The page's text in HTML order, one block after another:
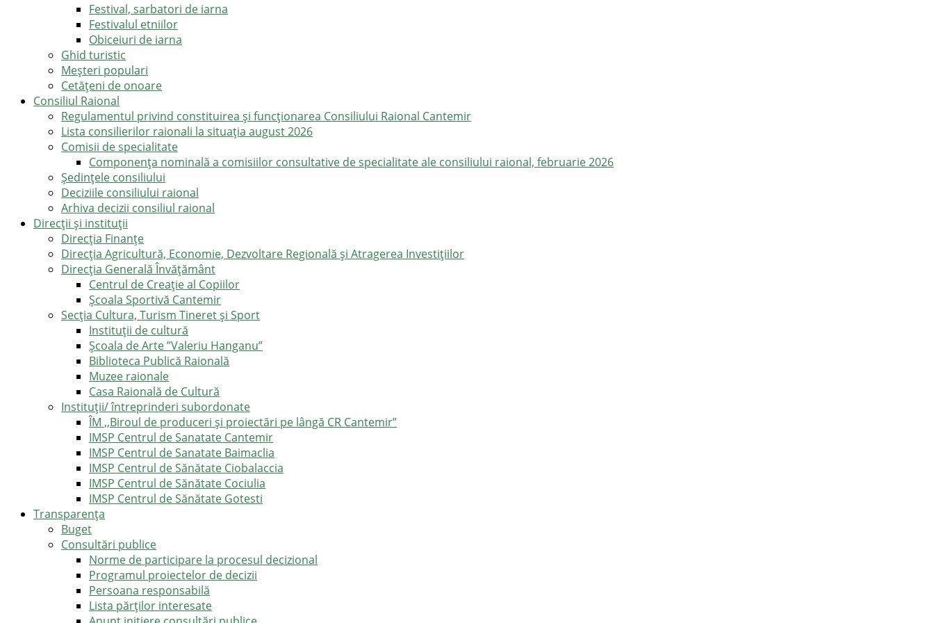
Festival, sarbatori de iarna
Festivalul etniilor
Obiceiuri de iarna
Ghid turistic
Meşteri populari
Cetățeni de onoare
Consiliul Raional
Regulamentul privind constituirea şi funcţionarea Consiliului Raional Cantemir
Lista consilierilor raionali la situația august 2026
Comisii de specialitate
Componența nominală a comisiilor consultative de specialitate ale consiliului raional, februarie 2026
Şedinţele consiliului
Deciziile consiliului raional
Arhiva decizii consiliul raional
Direcții și instituții
Direcţia Finanţe
Direcția Agricultură, Economie, Dezvoltare Regională și Atragerea Investițiilor
Direcția Generală Învățământ
Centrul de Creație al Copiilor
Școala Sportivă Cantemir
Secția Cultura, Turism Tineret și Sport
Instituții de cultură
Școala de Arte ”Valeriu Hanganu”
Biblioteca Publică Raională
Muzee raionale
Casa Raională de Cultură
Instituții/ întreprinderi subordonate
ÎM ,,Biroul de produceri și proiectări pe lângă CR Cantemir”
IMSP Centrul de Sanatate Cantemir
IMSP Centrul de Sanatate Baimaclia
IMSP Centrul de Sănătate Ciobalaccia
IMSP Centrul de Sănătate Cociulia
IMSP Centrul de Sănătate Gotesti
Transparența
Buget
Consultări publice
Norme de participare la procesul decizional
Programul proiectelor de decizii
Persoana responsabilă
Lista părților interesate